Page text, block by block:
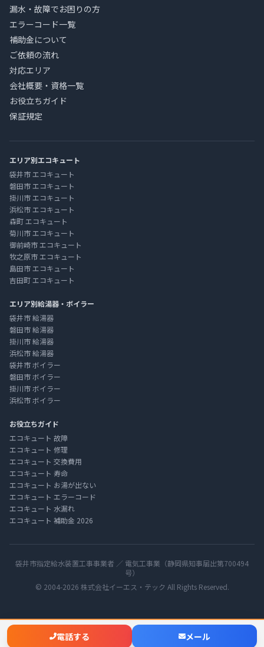
漏水・故障でお困りの方
エラーコード一覧
補助金について
ご依頼の流れ
対応エリア
会社概要・資格一覧
お役立ちガイド
保証規定
エリア別エコキュート
袋井市 エコキュート
磐田市 エコキュート
掛川市 エコキュート
浜松市 エコキュート
森町 エコキュート
菊川市 エコキュート
御前崎市 エコキュート
牧之原市 エコキュート
島田市 エコキュート
吉田町 エコキュート
エリア別給湯器・ボイラー
袋井市 給湯器
磐田市 給湯器
掛川市 給湯器
浜松市 給湯器
袋井市 ボイラー
磐田市 ボイラー
掛川市 ボイラー
浜松市 ボイラー
お役立ちガイド
エコキュート 故障
エコキュート 修理
エコキュート 交換費用
エコキュート 寿命
エコキュート お湯が出ない
エコキュート エラーコード
エコキュート 水漏れ
エコキュート 補助金 2026
袋井市指定給水装置工事事業者 ／ 電気工事業（静岡県知事届出第700494
号）
© 2004-2026 株式会社イーエス・テック All Rights Reserved.
電話する メール